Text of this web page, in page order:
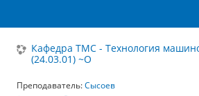
Кафедра ТМС - Технология
(24.03.01) ~О
Преподаватель:Сысоев